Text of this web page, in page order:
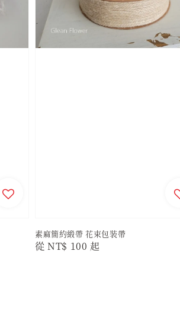
素麻簡約緞帶 花束包裝帶
Regular
從NT$ 100 起